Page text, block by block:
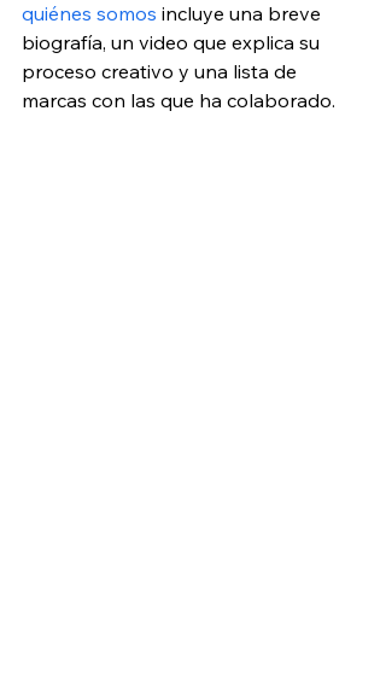
quiénes somos incluye una breve
biografía, un video que explica su
proceso creativo y una lista de
marcas con las que ha colaborado.